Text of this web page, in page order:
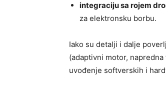
integraciju sa rojem
za elektronsku borbu.
Iako su detalji i dalje
(adaptivni motor,
uvođenje softverskih i